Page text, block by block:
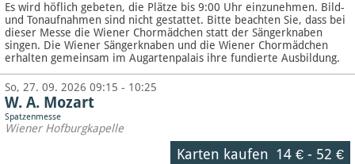
Es wird höflich gebeten, die Plätze bis 9:00 Uhr einzunehmen. Bild-
und Tonaufnahmen sind nicht gestattet. Bitte beachten Sie, dass bei
dieser Messe die Wiener Chormädchen statt der Sängerknaben
singen. Die Wiener Sängerknaben und die Wiener Chormädchen
erhalten gemeinsam im Augartenpalais ihre fundierte Ausbildung.
So, 27. 09. 2026 09:15 - 10:25
W. A. Mozart
Spatzenmesse
Wiener Hofburgkapelle
Karten kaufen 14 €- 52 €